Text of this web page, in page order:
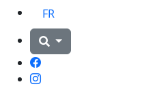
FR
Facebook
Instagram